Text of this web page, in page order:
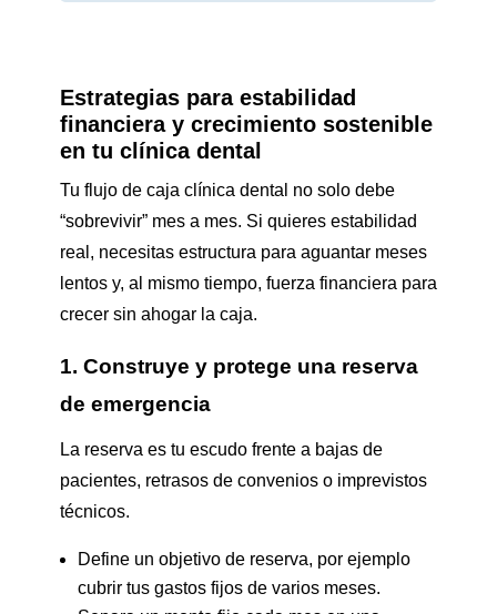
Estrategias para estabilidad
financiera y crecimiento sostenible
en tu clínica dental
Tu flujo de caja clínica dental no solo debe
“sobrevivir” mes a mes. Si quieres estabilidad
real, necesitas estructura para aguantar meses
lentos y, al mismo tiempo, fuerza financiera para
crecer sin ahogar la caja.
1. Construye y protege una reserva
de emergencia
La reserva es tu escudo frente a bajas de
pacientes, retrasos de convenios o imprevistos
técnicos.
Define un objetivo de reserva, por ejemplo
cubrir tus gastos fijos de varios meses.